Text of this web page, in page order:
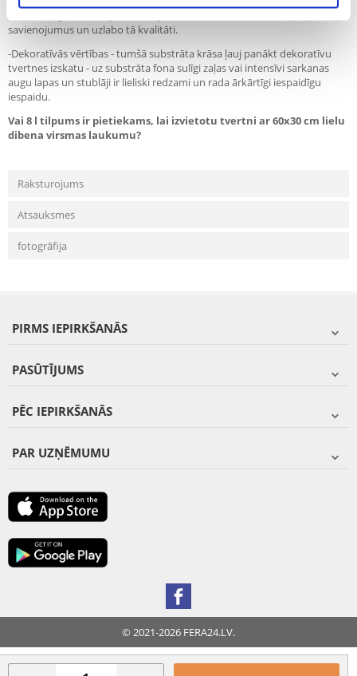
savienojumus un uzlabo tā kvalitāti.
-Dekoratīvās vērtības - tumšā substrāta krāsa ļauj panākt dekoratīvu
tvertnes izskatu - uz substrāta fona sulīgi zaļas vai intensīvi sarkanas
augu lapas un stublāji ir lieliski redzami un rada ārkārtīgi iespaidīgu
iespaidu.
Vai 8 l tilpums ir pietiekams, lai izvietotu tvertni ar 60x30 cm lielu
dibena virsmas laukumu?
Raksturojums
Atsauksmes
fotogrāfija
PIRMS IEPIRKŠANĀS
PASŪTĪJUMS
PĒC IEPIRKŠANĀS
PAR UZŅĒMUMU
© 2021-2026 FERA24.LV.
FERA INTERNATIONAL: